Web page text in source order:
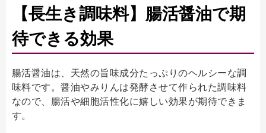
【長生き調味料】腸活醤油で期
待できる効果
腸活醤油は、天然の旨味成分たっぷりのヘルシーな調
味料です。醤油やみりんは発酵させて作られた調味料
なので、腸活や細胞活性化に嬉しい効果が期待できま
す。